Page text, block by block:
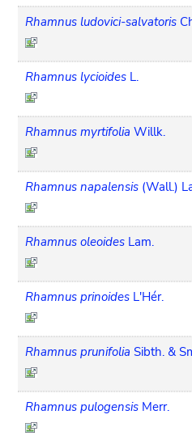
Rhamnus ludovici-salvatoris
Rhamnus lycioides L.
Rhamnus myrtifolia Willk.
Rhamnus napalensis (Wall.)
Rhamnus oleoides Lam.
Rhamnus prinoides L'Hér.
Rhamnus prunifolia Sibth. &
Rhamnus pulogensis Merr.